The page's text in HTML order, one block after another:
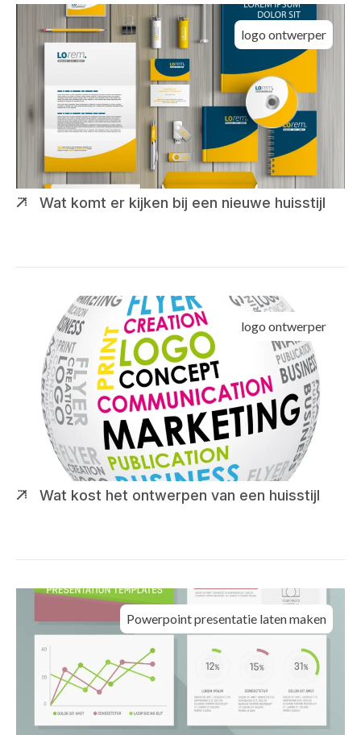
Wat komt er kijken bij een nieuwe huisstijl
logo ontwerper
Wat kost het ontwerpen van een huisstijl
logo ontwerper
Powerpoint presentatie laten maken